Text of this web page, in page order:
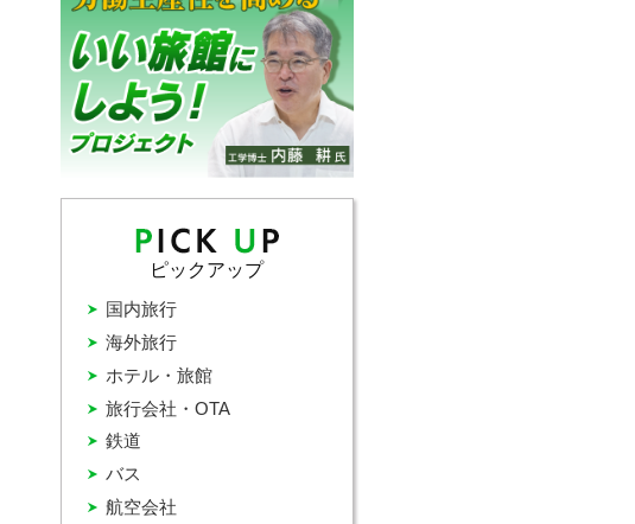
ピックアップ
バス
ホテル・旅館
国内旅行
旅行会社・OTA
海外旅行
航空会社
鉄道